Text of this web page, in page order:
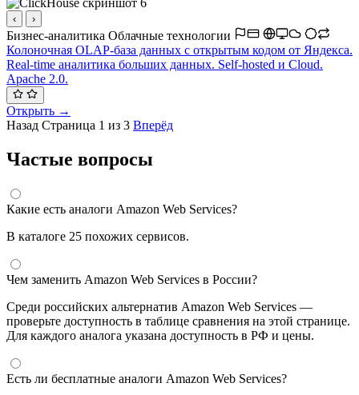
‹ ›
Бизнес-аналитика Облачные технологии
Колоночная OLAP-база данных с открытым кодом от Яндекса.
Real-time аналитика больших данных. Self-hosted и Cloud.
Apache 2.0.
Открыть →
Назад Страница 1 из 3 Вперёд
Частые вопросы
Какие есть аналоги Amazon Web Services?
В каталоге 25 похожих сервисов.
Чем заменить Amazon Web Services в России?
Среди российских альтернатив Amazon Web Services —
проверьте доступность в таблице сравнения на этой странице.
Для каждого аналога указана доступность в РФ и цены.
Есть ли бесплатные аналоги Amazon Web Services?